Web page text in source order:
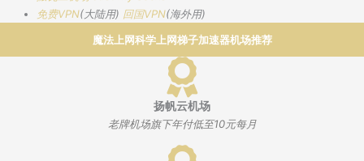
免费VPN(大陆用) 回国VPN(海外用)
魔法上网科学上网梯子加速器机场推荐
扬帆云机场
老牌机场旗下年付低至10元每月